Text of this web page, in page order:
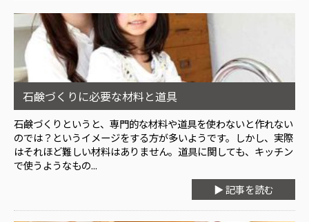
石鹸づくりに必要な材料と道具
石鹸づくりというと、専門的な材料や道具を使わないと作れない
のでは？というイメージをする方が多いようです。しかし、実際
はそれほど難しい材料はありません。道具に関しても、キッチン
で使うようなもの...
▶ 記事を読む